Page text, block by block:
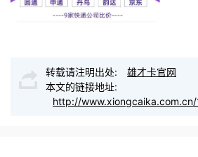
转载请注明出处:
雄才卡官网
本文的链接地址:
http://